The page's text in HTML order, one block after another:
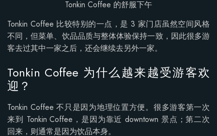
Tonkin Coffee 的舒服下午
Tonkin Coffee 比较特别的一点，是 3 家门店虽然空间风格
不同，但菜单、饮品品质与整体体验保持一致，因此很多游
客去过其中一家之后，还会继续去另外一家。
Tonkin Coffee 为什么越来越受游客欢
迎？
Tonkin Coffee 不只是因为地理位置方便。很多游客第一次
来到 Tonkin Coffee，是因为靠近 downtown 景点；第二次
回来，则通常是因为饮品本身。